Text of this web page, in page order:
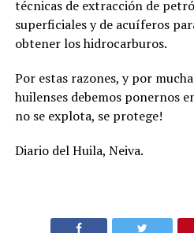
técnicas de extracción de
superficiales y de acuíferos
obtener los hidrocarburos.
Por estas razones, y por
huilenses debemos ponernos
no se explota, se protege!
Diario del Huila, Neiva.